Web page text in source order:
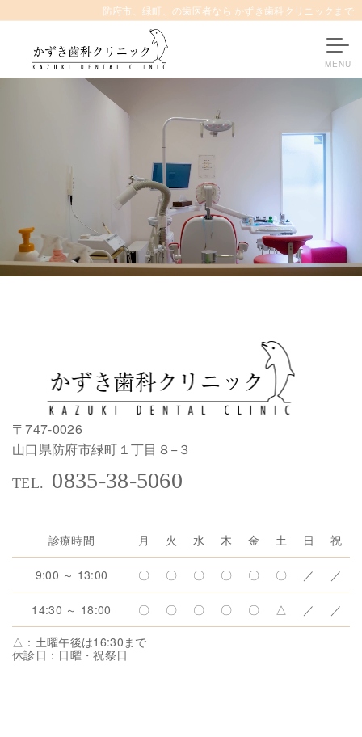
防府市、緑町、の歯医者なら かずき歯科クリニックまで
〒747-0026
山口県防府市緑町１丁目８−３
0835-38-5060
診療時間 月 火 水 木 金 土 日 祝
9:00 ～ 13:00 〇 〇 〇 〇 〇 〇 ／ ／
14:30 ～ 18:00 〇 〇 〇 〇 〇 △ ／
／
△：土曜午後は16:30まで
休診日：日曜・祝祭日